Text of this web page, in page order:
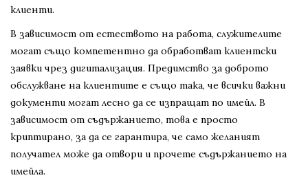
клиенти.
В зависимост от естеството на работа, служителите
могат също компетентно да обработват клиентски
заявки чрез дигитализация. Предимство за доброто
обслужване на клиентите е също така, че всички важни
документи могат лесно да се изпращат по имейл. В
зависимост от съдържанието, това е просто
криптирано, за да се гарантира, че само желаният
получател може да отвори и прочете съдържанието на
имейла.